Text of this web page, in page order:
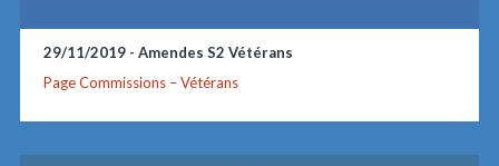
29/11/2019 - Amendes S2 Vétérans
Page Commissions – Vétérans